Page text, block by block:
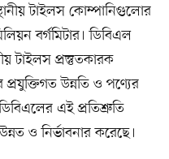
টাইলস কোম্পানিগুলোর
বর্গমিটার। ডিবিএল
টাইলস প্রস্তুতকারক
প্রযুক্তিগত উন্নতি ও পণ্যের
এই প্রতিশ্রুতি
ও নির্ভাবনার করেছে।